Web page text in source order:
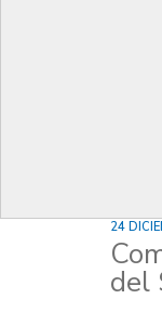
24
del